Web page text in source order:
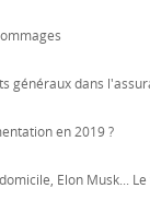
généraux dans
en 2019 ?
Elon Musk...